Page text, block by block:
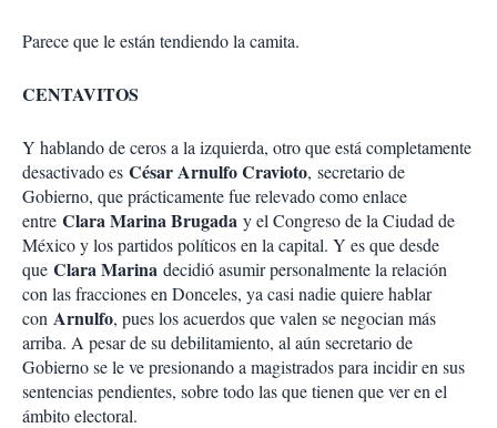
Parece que le están tendiendo la camita.
CENTAVITOS
Y hablando de ceros a la izquierda, otro que está completamente
desactivado es César Arnulfo Cravioto, secretario de
Gobierno, que prácticamente fue relevado como enlace
entre Clara Marina Brugada y el Congreso de la Ciudad de
México y los partidos políticos en la capital. Y es que desde
que Clara Marina decidió asumir personalmente la relación
con las fracciones en Donceles, ya casi nadie quiere hablar
con Arnulfo, pues los acuerdos que valen se negocian más
arriba. A pesar de su debilitamiento, al aún secretario de
Gobierno se le ve presionando a magistrados para incidir en sus
sentencias pendientes, sobre todo las que tienen que ver en el
ámbito electoral.